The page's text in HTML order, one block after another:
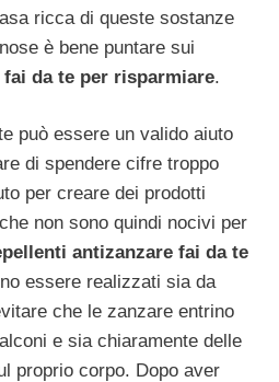
ricca di queste sostanze
è bene puntare sui
da te per risparmiare.
può essere un valido aiuto
di spendere cifre troppo
per creare dei prodotti
non sono quindi nocivi per
antizanzare fai da te
essere realizzati sia da
che le zanzare entrino
e sia chiaramente delle
proprio corpo. Dopo aver